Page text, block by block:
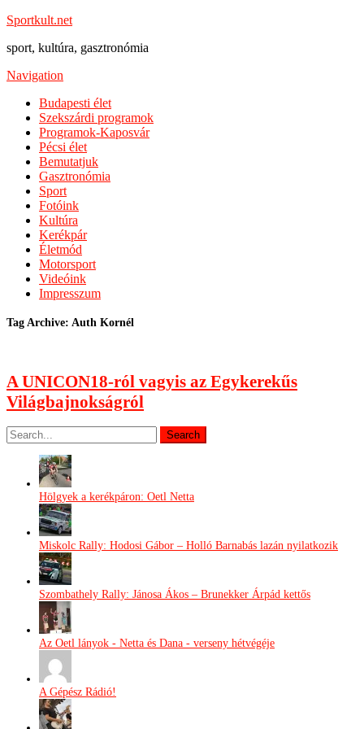
Sportkult.net
sport, kultúra, gasztronómia
Navigation
Budapesti élet
Szekszárdi programok
Programok-Kaposvár
Pécsi élet
Bemutatjuk
Gasztronómia
Sport
Fotóink
Kultúra
Kerékpár
Életmód
Motorsport
Videóink
Impresszum
Tag Archive: Auth Kornél
A UNICON18-ról vagyis az Egykerekűs
Világbajnokságról
Hölgyek a kerékpáron: Oetl Netta
Miskolc Rally: Hodosi Gábor – Holló Barnabás lazán nyilatkozik
Szombathely Rally: Jánosa Ákos – Brunekker Árpád kettős
Az Oetl lányok - Netta és Dana - verseny hétvégéje
A Gépész Rádió!